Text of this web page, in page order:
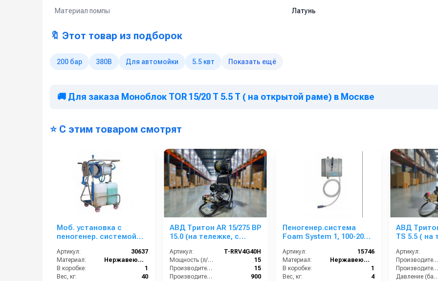
Материал помпы
Латунь
🔖 Этот товар из подборок
200 бар 380В Для автомойки 5.5 квт Показать ещё
🚚 Для заказа Моноблок TOR 15/20 T 5.5 T ( на открытой раме) в Москве
⭐ С этим товаром смотрят
Моб. установка с
пеногенер. системой
бар, без подачи
воздуха, на 1 ср-во
Артикул:
30637
Материал:
Нержавеющая сталь
В коробке:
1
Вес, кг:
40
АВД Тритон AR 15/275 ВР
15.0 (на тележке, с
Артикул:
T-RRV4G40H
Мощность (л/с):
15
Производительность (л/мин):
15
Производительность (л/ч):
900
Пеногенер.система
Foam System 1, 100-200
воздуха, на 1 ср-во БРС
БРС
Артикул:
15746
Материал:
Нержавеющая сталь
В коробке:
1
Вес, кг:
4
АВД
TS 5.5 ( на
Артикул:
Производительность (л/мин):
Производительность (л/ч):
Давление (бар):